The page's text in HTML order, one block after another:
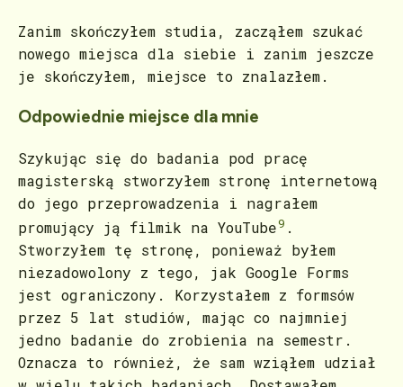
Zanim skończyłem studia, zacząłem szukać
nowego miejsca dla siebie i zanim jeszcze
je skończyłem, miejsce to znalazłem.
Odpowiednie miejsce dla mnie
Szykując się do badania pod pracę
magisterską stworzyłem stronę internetową
do jego przeprowadzenia i nagrałem
promujący ją filmik na YouTube9 .
Stworzyłem tę stronę, ponieważ byłem
niezadowolony z tego, jak Google Forms
jest ograniczony. Korzystałem z formsów
przez 5 lat studiów, mając co najmniej
jedno badanie do zrobienia na semestr.
Oznacza to również, że sam wziąłem udział